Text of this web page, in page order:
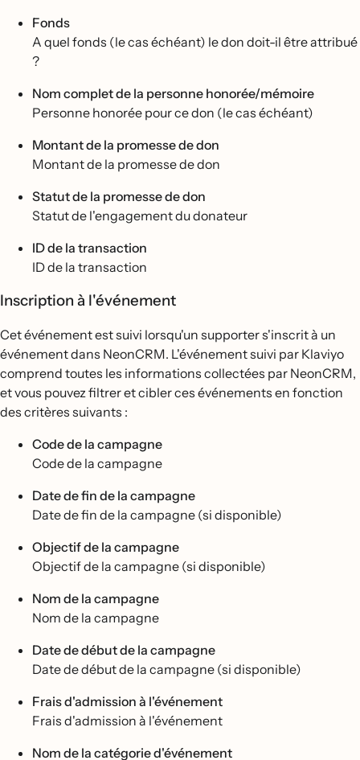
Fonds
A quel fonds (le cas échéant) le don doit-il être attribué
?
Nom complet de la personne honorée/mémoire
Personne honorée pour ce don (le cas échéant)
Montant de la promesse de don
Montant de la promesse de don
Statut de la promesse de don
Statut de l'engagement du donateur
ID de la transaction
ID de la transaction
Inscription à l'événement
Cet événement est suivi lorsqu'un supporter s'inscrit à un
événement dans NeonCRM. L'événement suivi par Klaviyo
comprend toutes les informations collectées par NeonCRM,
et vous pouvez filtrer et cibler ces événements en fonction
des critères suivants :
Code de la campagne
Code de la campagne
Date de fin de la campagne
Date de fin de la campagne (si disponible)
Objectif de la campagne
Objectif de la campagne (si disponible)
Nom de la campagne
Nom de la campagne
Date de début de la campagne
Date de début de la campagne (si disponible)
Frais d'admission à l'événement
Frais d'admission à l'événement
Nom de la catégorie d'événement